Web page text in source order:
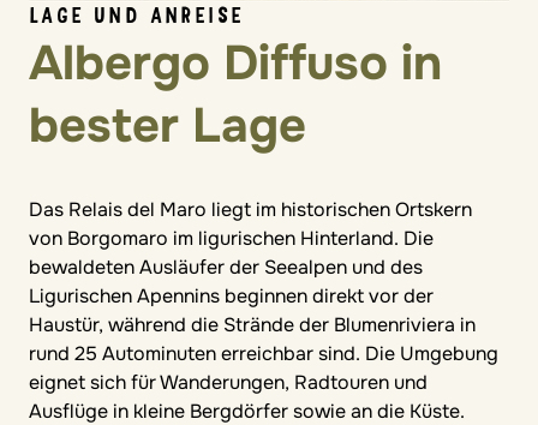
LAGE UND ANREISE
Albergo Diffuso in
bester Lage
Das Relais del Maro liegt im historischen Ortskern
von Borgomaro im ligurischen Hinterland. Die
bewaldeten Ausläufer der Seealpen und des
Ligurischen Apennins beginnen direkt vor der
Haustür, während die Strände der Blumenriviera in
rund 25 Autominuten erreichbar sind. Die Umgebung
eignet sich für Wanderungen, Radtouren und
Ausflüge in kleine Bergdörfer sowie an die Küste.